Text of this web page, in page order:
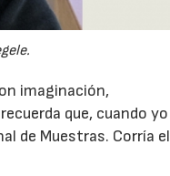
imaginación,
que, cuando yo
de Muestras. Corría el